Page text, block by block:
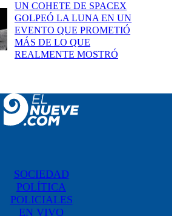
UN COHETE DE SPACEX
GOLPEÓ LA LUNA EN UN
EVENTO QUE PROMETIÓ
MÁS DE LO QUE
REALMENTE MOSTRÓ
SOCIEDAD
POLÍTICA
POLICIALES
EN VIVO